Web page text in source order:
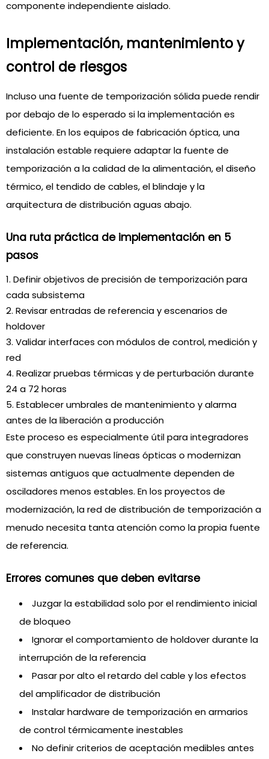
componente independiente aislado.
Implementación, mantenimiento y
control de riesgos
Incluso una fuente de temporización sólida puede rendir
por debajo de lo esperado si la implementación es
deficiente. En los equipos de fabricación óptica, una
instalación estable requiere adaptar la fuente de
temporización a la calidad de la alimentación, el diseño
térmico, el tendido de cables, el blindaje y la
arquitectura de distribución aguas abajo.
Una ruta práctica de implementación en 5
pasos
Definir objetivos de precisión de temporización para
cada subsistema
Revisar entradas de referencia y escenarios de
holdover
Validar interfaces con módulos de control, medición y
red
Realizar pruebas térmicas y de perturbación durante
24 a 72 horas
Establecer umbrales de mantenimiento y alarma
antes de la liberación a producción
Este proceso es especialmente útil para integradores
que construyen nuevas líneas ópticas o modernizan
sistemas antiguos que actualmente dependen de
osciladores menos estables. En los proyectos de
modernización, la red de distribución de temporización a
menudo necesita tanta atención como la propia fuente
de referencia.
Errores comunes que deben evitarse
Juzgar la estabilidad solo por el rendimiento inicial
de bloqueo
Ignorar el comportamiento de holdover durante la
interrupción de la referencia
Pasar por alto el retardo del cable y los efectos
del amplificador de distribución
Instalar hardware de temporización en armarios
de control térmicamente inestables
No definir criterios de aceptación medibles antes